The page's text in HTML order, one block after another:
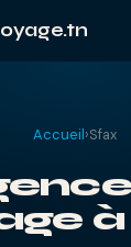
Accueil›Sfax
à